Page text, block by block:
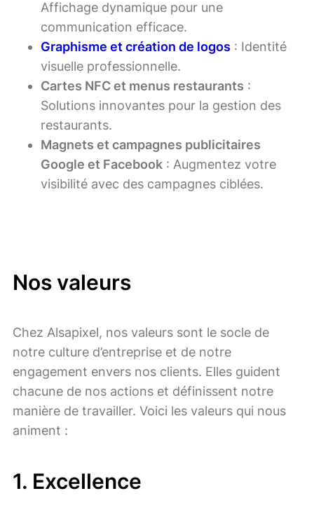
Affichage dynamique pour une
communication efficace.
Graphisme et création de logos : Identité
visuelle professionnelle.
Cartes NFC et menus restaurants :
Solutions innovantes pour la gestion des
restaurants.
Magnets et campagnes publicitaires
Google et Facebook : Augmentez votre
visibilité avec des campagnes ciblées.
Nos valeurs
Chez Alsapixel, nos valeurs sont le socle de
notre culture d’entreprise et de notre
engagement envers nos clients. Elles guident
chacune de nos actions et définissent notre
manière de travailler. Voici les valeurs qui nous
animent :
1. Excellence